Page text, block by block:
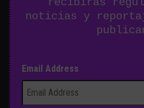
noticias y
Email Address